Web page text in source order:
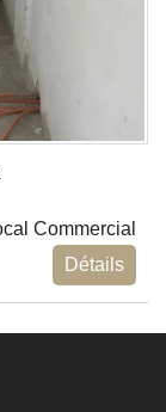
Commercial
Détails